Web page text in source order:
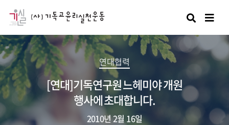
검색
연대협력
[연대]기독연구원 느헤미야 개원
행사에 초대합니다.
2010년 2월 16일